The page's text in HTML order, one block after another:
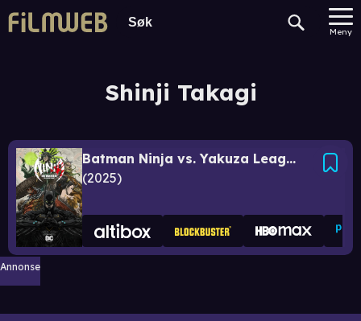
Meny
Shinji Takagi
Batman Ninja vs. Yakuza League
2025
Annonse